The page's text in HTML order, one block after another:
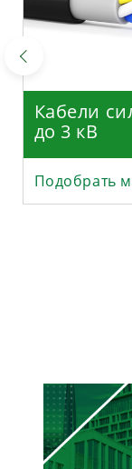
Кабели
до 3 кВ
Подобрать